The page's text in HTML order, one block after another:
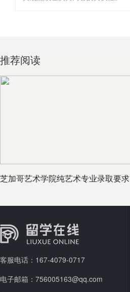
推荐阅读
芝加哥艺术学院纯艺术专业录取要求
客服电话：167-4079-0717
电子邮箱：756005163@qq.com